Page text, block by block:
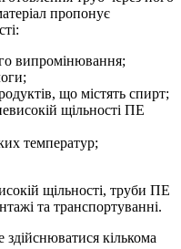
пропонує
випромінювання;
що містять спирт;
щільності ПЕ
температур;
щільності, труби ПЕ
та транспортуванні.
кількома